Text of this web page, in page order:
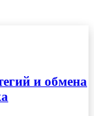
и обмена